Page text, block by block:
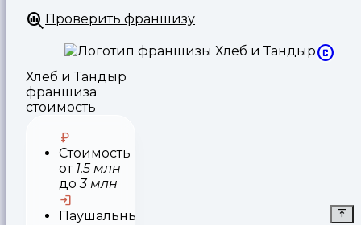
Проверить франшизу
Хлеб и Тандыр
франшиза
стоимость
Стоимость
от 1.5 млн
до3 млн
Паушальный